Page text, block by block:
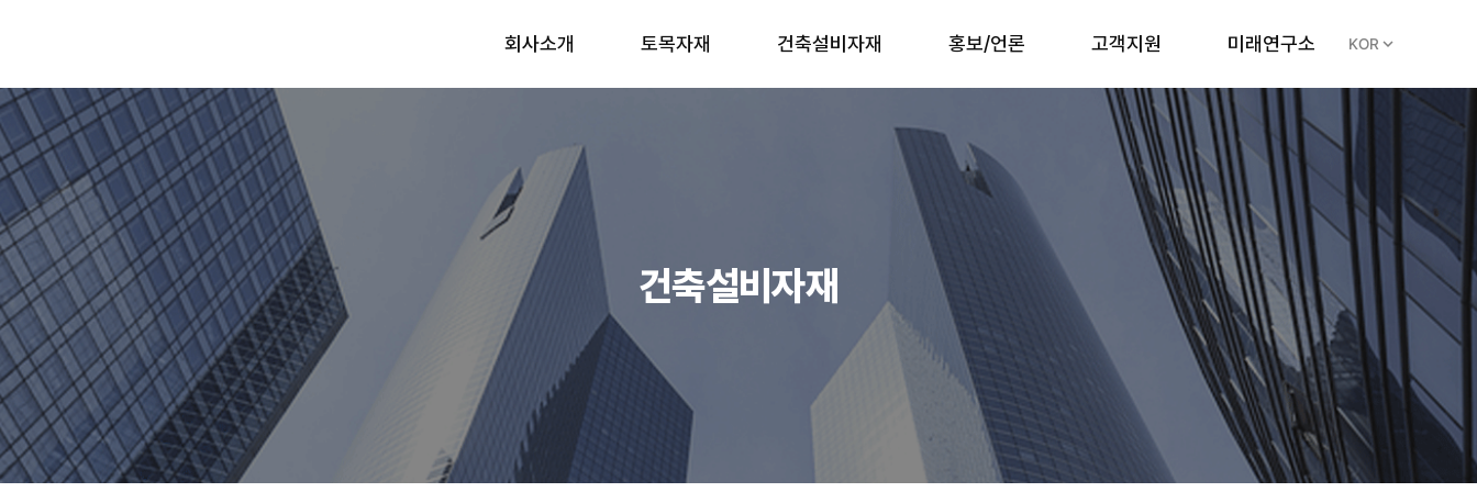
회사소개 토목자재 건축설비자재 홍보/언론 고객지원 미래연구소 KORexpand_more
건축설비자재